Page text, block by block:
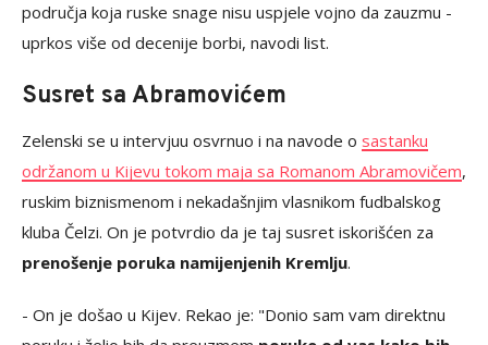
područja koja ruske snage nisu uspjele vojno da zauzmu -
uprkos više od decenije borbi, navodi list.
Susret sa Abramovićem
Zelenski se u intervjuu osvrnuo i na navode o sastanku
održanom u Kijevu tokom maja sa Romanom Abramovičem,
ruskim biznismenom i nekadašnjim vlasnikom fudbalskog
kluba Čelzi. On je potvrdio da je taj susret iskorišćen za
prenošenje poruka namijenjenih Kremlju.
- On je došao u Kijev. Rekao je: "Donio sam vam direktnu